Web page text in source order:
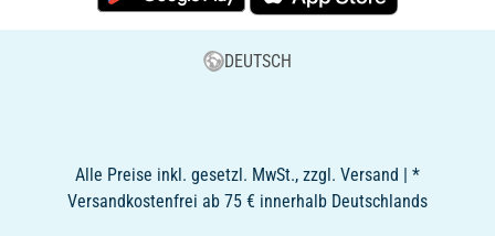
DEUTSCH
Alle Preise inkl. gesetzl. MwSt., zzgl. Versand | *
Versandkostenfrei ab 75 € innerhalb Deutschlands